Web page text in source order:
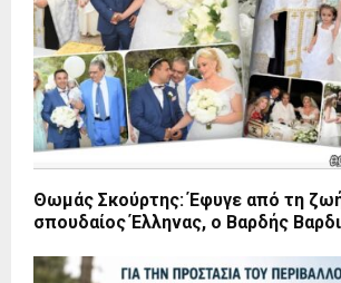
Θωμάς Σκούρτης: Έφυγε από τη
σπουδαίος Έλληνας, ο Βαρδής